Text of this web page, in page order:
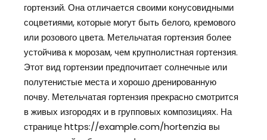
гортензий. Она отличается своими конусовидными
соцветиями, которые могут быть белого, кремового
или розового цвета. Метельчатая гортензия более
устойчива к морозам, чем крупнолистная гортензия.
Этот вид гортензии предпочитает солнечные или
полутенистые места и хорошо дренированную
почву. Метельчатая гортензия прекрасно смотрится
в живых изгородях и в групповых композициях. На
странице https://example.com/hortenzia вы